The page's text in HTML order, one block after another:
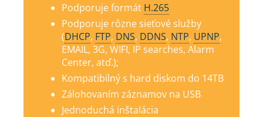
Podporuje formát H.265
Podporuje rôzne sieťové služby
(DHCP, FTP, DNS, DDNS, NTP, UPNP,
EMAIL, 3G, WIFI, IP searches, Alarm
Center, atď.);
Kompatibilný s hard diskom do 14TB
Zálohovaním záznamov na USB
Jednoduchá inštalácia